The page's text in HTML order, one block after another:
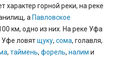
характер горной реки, на реке
а Павловское
км, одно из них. На реке Уфа
Уфе ловятщуку, сома, голавля,
, таймень, форель, налим и